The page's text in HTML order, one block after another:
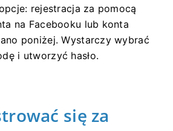
rejestracja za pomocą
na Facebooku lub konta
poniżej. Wystarczy wybrać
i utworzyć hasło.
się za